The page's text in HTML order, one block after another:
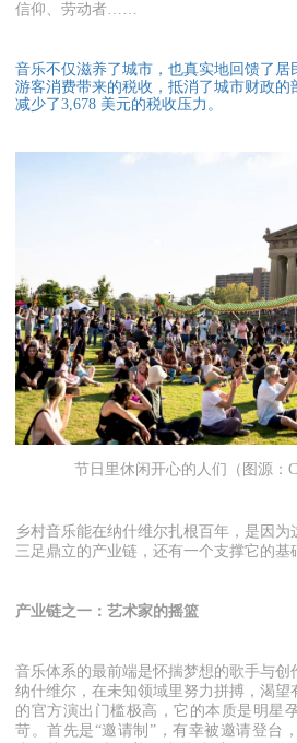
信仰、劳动者……
音乐不仅滋养了城市，也真实地回馈了居
游客消费带来的税收，抵消了城市财政的
减少了3,678 美元的税收压力。
节日里休闲开心的人们（图源：
乡村音乐能在纳什维尔扎根百年，是因
三足鼎立的产业链，还有一个支撑它的基
产业链之一：艺术家的摇篮
音乐体系的最前端是怀揣梦想的歌手与创
纳什维尔，在未知领域里努力拼搏，渴望
的官方演出门槛极高，它的本质是明星
苛。首先是“邀请制”，有幸被邀请登台